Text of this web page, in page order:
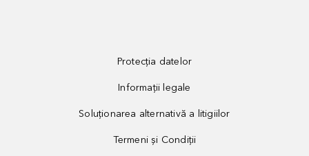
Protecția datelor
Informații legale
Soluționarea alternativă a litigiilor
Termeni și Condiții